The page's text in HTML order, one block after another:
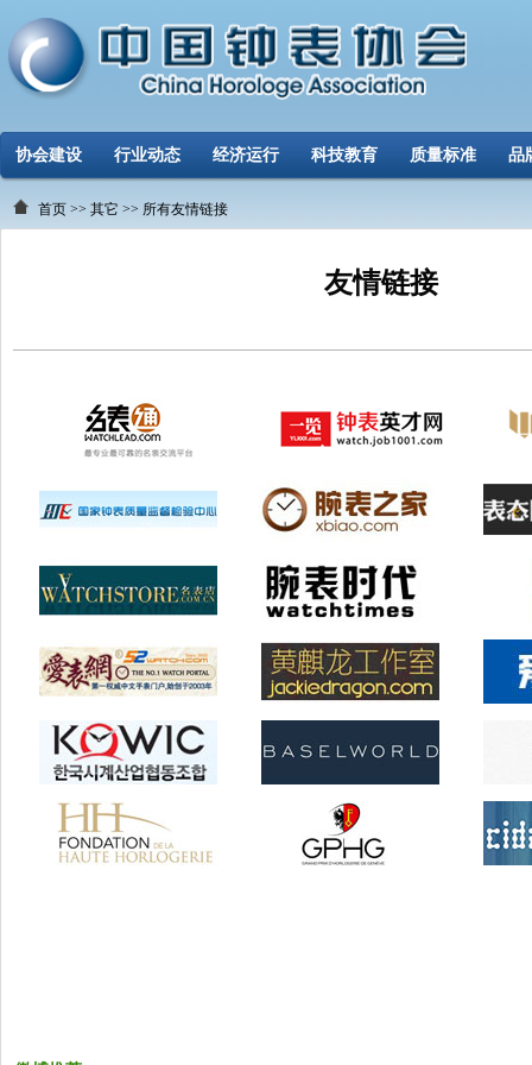
协会建设 行业动态 经济运行 科技教育 质量标准 品
首页 >> 其它 >> 所有友情链接
友情链接